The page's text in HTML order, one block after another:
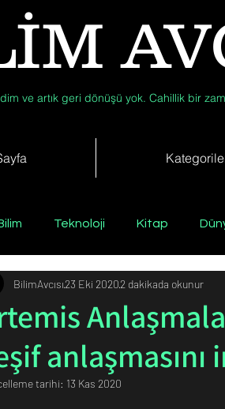
ve artık geri dönüşü yok. Cahillik bir
Teknoloji Kitap
/ Felsefe Tıp Arkeoloji
Günün Fotoğrafı Biyoloji
BilimAvcısı23 Eki 20202 dakikada okunur
tarihi: 13 Kas 2020